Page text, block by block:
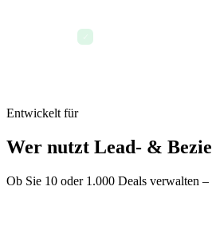
Entwickelt für
Wer nutzt Lead- &
Ob Sie 10 oder 1.000 Deals verwalten